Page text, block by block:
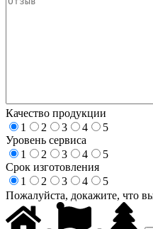
Качество продукции
1
2 3 4
5
Уровень сервиса
1
2 3 4
5
Срок изготовления
1
2 3 4
5
Пожалуйста, докажите, что